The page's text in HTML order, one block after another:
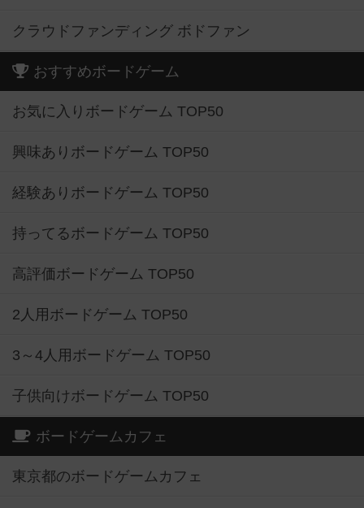
クラウドファンディング ボドファン
おすすめボードゲーム
お気に入りボードゲーム TOP50
興味ありボードゲーム TOP50
経験ありボードゲーム TOP50
持ってるボードゲーム TOP50
高評価ボードゲーム TOP50
2人用ボードゲーム TOP50
3～4人用ボードゲーム TOP50
子供向けボードゲーム TOP50
ボードゲームカフェ
東京都のボードゲームカフェ